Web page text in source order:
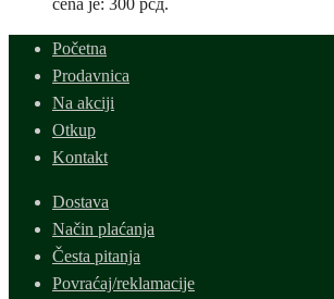
cena je: 300 рсд.
Početna
Prodavnica
Na akciji
Otkup
Kontakt
Dostava
Način plaćanja
Česta pitanja
Povraćaj/reklamacije